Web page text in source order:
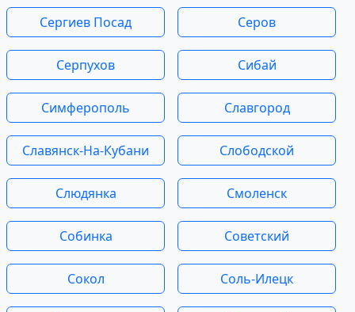
Сергиев Посад Серов
Серпухов Сибай
Симферополь Славгород
Славянск-На-Кубани Слободской
Слюдянка Смоленск
Собинка Советский
Сокол Соль-Илецк